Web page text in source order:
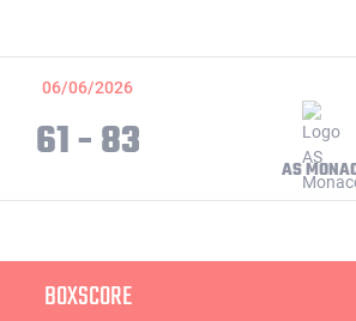
06/06/2026
61 - 83 AS
BOXSCORE